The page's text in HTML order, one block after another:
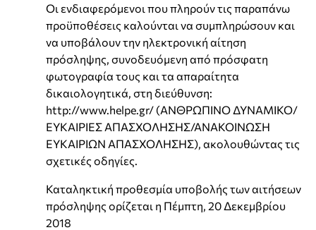
Οι ενδιαφερόμενοι που πληρούν τις παραπάνω
προϋποθέσεις καλούνται να συμπληρώσουν και
να υποβάλουν την ηλεκτρονική αίτηση
πρόσληψης, συνοδευόμενη από πρόσφατη
φωτογραφία τους και τα απαραίτητα
δικαιολογητικά, στη διεύθυνση:
http://www.helpe.gr/ (ΑΝΘΡΩΠΙΝΟ ΔΥΝΑΜΙΚΟ/
ΕΥΚΑΙΡΙΕΣ ΑΠΑΣΧΟΛΗΣΗΣ/ΑΝΑΚΟΙΝΩΣΗ
ΕΥΚΑΙΡΙΩΝ ΑΠΑΣΧΟΛΗΣΗΣ), ακολουθώντας τις
σχετικές οδηγίες.
Καταληκτική προθεσμία υποβολής των αιτήσεων
πρόσληψης ορίζεται η Πέμπτη, 20 Δεκεμβρίου
2018